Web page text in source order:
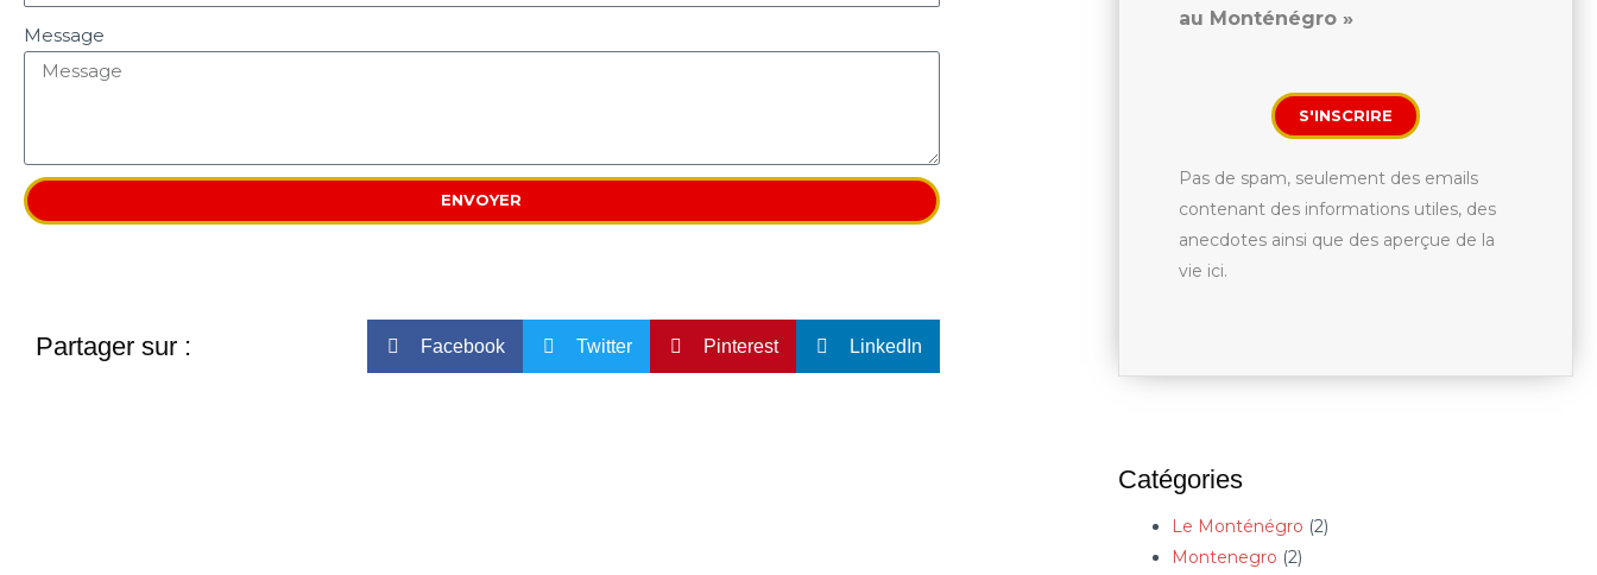
Message
ENVOYER
Partager sur : Facebook Twitter Pinterest LinkedIn
au Monténégro »
S'INSCRIRE
Pas de spam, seulement des emails
contenant des informations utiles, des
anecdotes ainsi que des aperçue de la
vie ici.
Catégories
Le Monténégro (2)
Montenegro (2)